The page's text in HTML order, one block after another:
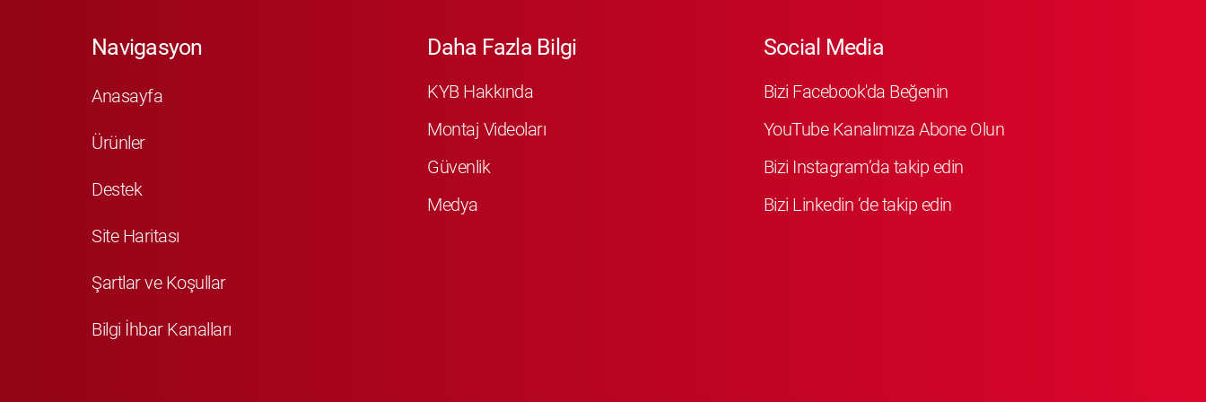
Navigasyon
Anasayfa
Ürünler
Destek
Site Haritası
Şartlar ve Koşullar
Bilgi İhbar Kanalları
Daha Fazla Bilgi
KYB Hakkında
Montaj Videoları
Güvenlik
Medya
Social Media
Bizi Facebook'da Beğenin
YouTube Kanalımıza Abone Olun
Bizi Instagram’da takip edin
Bizi Linkedin ‘de takip edin